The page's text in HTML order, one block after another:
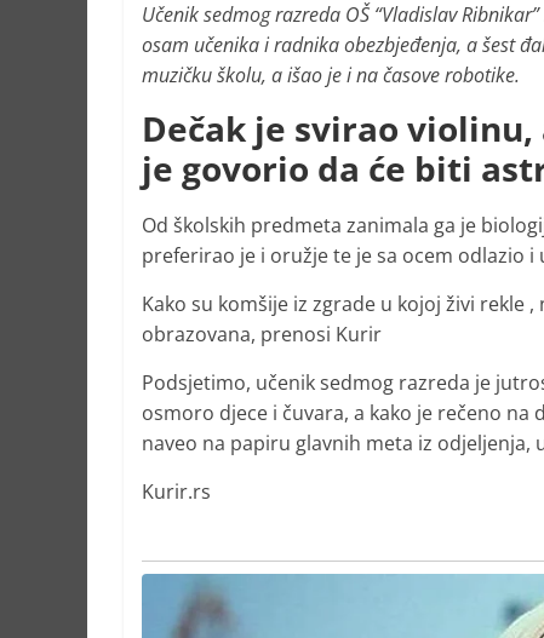
Učenik sedmog razreda OŠ “Vladislav
osam učenika i radnika obezbjeđenja, a šest
muzičku školu, a išao je i na časove robotike.
Dečak je svirao
je govorio da će biti
Od školskih predmeta zanimala ga je
preferirao je i oružje te je sa ocem odlazio i
Kako su komšije iz zgrade u kojoj živi rekle
obrazovana, prenosi Kurir
Podsjetimo, učenik sedmog razreda je
osmoro djece i čuvara, a kako je rečeno
naveo na papiru glavnih meta iz odjeljenja,
Kurir.rs